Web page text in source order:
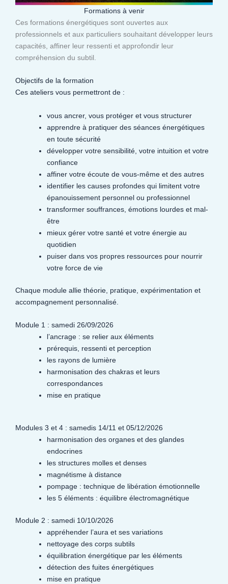
Formations à venir
Ces formations énergétiques sont ouvertes aux
professionnels et aux particuliers souhaitant développer leurs
capacités, affiner leur ressenti et approfondir leur
compréhension du subtil.​
Objectifs de la formation
Ces ateliers vous permettront de :
vous ancrer, vous protéger et vous structurer
apprendre à pratiquer des séances énergétiques
en toute sécurité
développer votre sensibilité, votre intuition et votre
confiance
affiner votre écoute de vous-même et des autres
identifier les causes profondes qui limitent votre
épanouissement personnel ou professionnel
transformer souffrances, émotions lourdes et mal-
être
mieux gérer votre santé et votre énergie au
quotidien
puiser dans vos propres ressources pour nourrir
votre force de vie
Chaque module allie théorie, pratique, expérimentation et
accompagnement personnalisé.
Module 1 : samedi 26/09/2026
l’ancrage : se relier aux éléments
prérequis, ressenti et perception
les rayons de lumière
harmonisation des chakras et leurs
correspondances
mise en pratique
Modules 3 et 4 : samedis 14/11 et 05/12/2026
harmonisation des organes et des glandes
endocrines
les structures molles et denses
magnétisme à distance
pompage : technique de libération émotionnelle
les 5 éléments : équilibre électromagnétique
Module 2 : samedi 10/10/2026
appréhender l’aura et ses variations
nettoyage des corps subtils
équilibration énergétique par les éléments
détection des fuites énergétiques
mise en pratique